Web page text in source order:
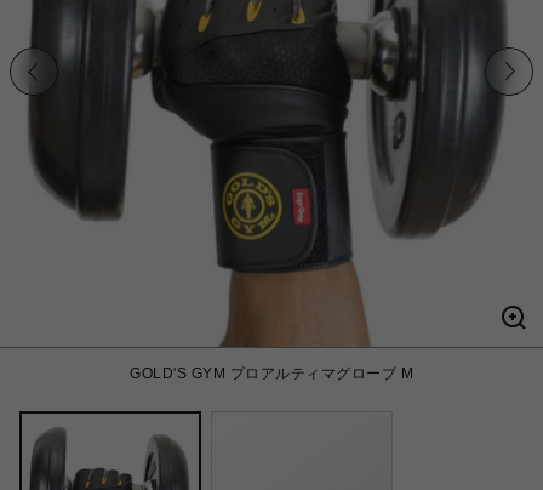
GOLD'S GYM プロアルティマグローブ M